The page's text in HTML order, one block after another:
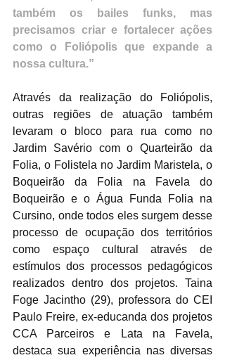
também os bailes funks, mas
precisamos criar e fortalecer ações
como o Foliópolis que expande a
nossa cultura.”
Através da realização do Foliópolis,
outras regiões de atuação também
levaram o bloco para rua como no
Jardim Savério com o Quarteirão da
Folia, o Folistela no Jardim Maristela, o
Boqueirão da Folia na Favela do
Boqueirão e o Água Funda Folia na
Cursino, onde todos eles surgem desse
processo de ocupação dos territórios
como espaço cultural através de
estímulos dos processos pedagógicos
realizados dentro dos projetos. Taina
Foge Jacintho (29), professora do CEI
Paulo Freire, ex-educanda dos projetos
CCA Parceiros e Lata na Favela,
destaca sua experiência nas diversas